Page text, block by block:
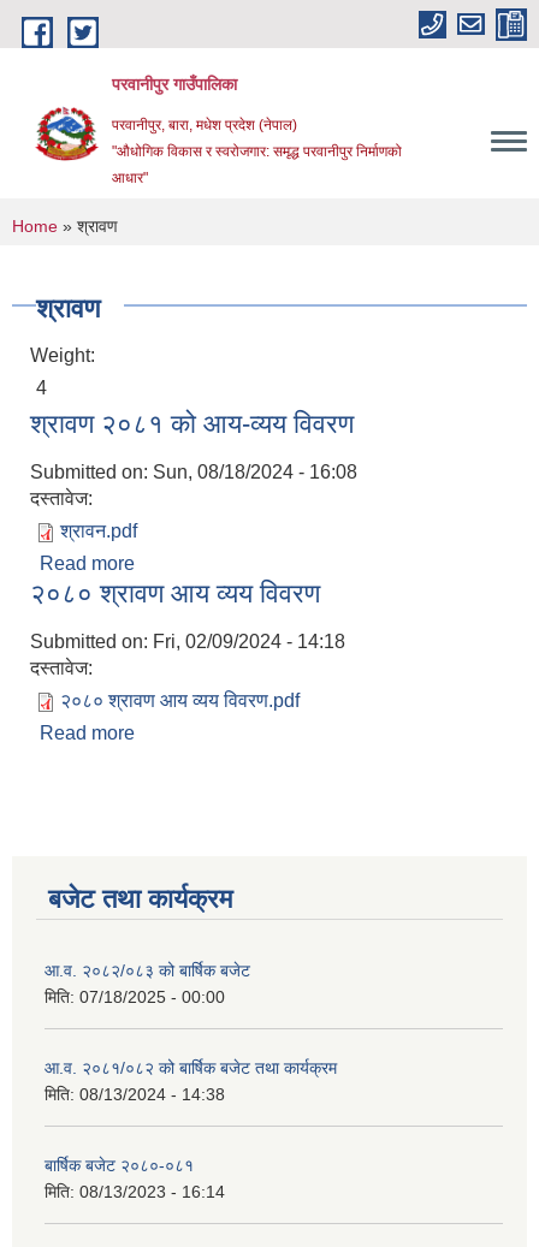
Skip to main content
परवानीपुर गाउँपालिका
परवानीपुर, बारा, मधेश प्रदेश (नेपाल)
"औधोगिक विकास र स्वरोजगार: समृद्ध परवानीपुर निर्माणको
आधार"
You are here
Home » श्रावण
श्रावण
Weight:
4
श्रावण २०८१ को आय-व्यय विवरण
Submitted on: Sun, 08/18/2024 - 16:08
दस्तावेज:
श्रावन.pdf
Read more
२०८० श्रावण आय व्यय विवरण
Submitted on: Fri, 02/09/2024 - 14:18
दस्तावेज:
२०८० श्रावण आय व्यय विवरण.pdf
Read more
बजेट तथा कार्यक्रम
आ.व. २०८२/०८३ को बार्षिक बजेट
मिति: 07/18/2025 - 00:00
आ.व. २०८१/०८२ को बार्षिक बजेट तथा कार्यक्रम
मिति: 08/13/2024 - 14:38
बार्षिक बजेट २०८०-०८१
मिति: 08/13/2023 - 16:14